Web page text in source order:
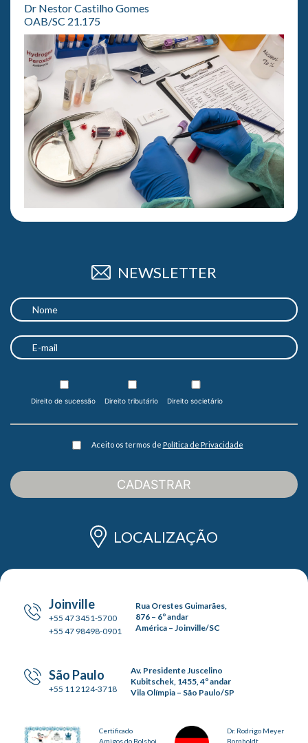
Dr Nestor Castilho Gomes
OAB/SC 21.175
NEWSLETTER
Direito de sucessão Direito tributário Direito societário
Aceito os termos de Política de Privacidade
CADASTRAR
LOCALIZAÇÃO
Joinville
+55 47 3451-5700
+55 47 98498-0901
Rua Orestes Guimarães,
876 – 6º andar
América – Joinville/SC
São Paulo
+55 11 2124-3718
Av. Presidente Juscelino
Kubitschek, 1455, 4º andar
Vila Olímpia – São Paulo/SP
Certificado
Amigos do Bolshoi
Dr. Rodrigo Meyer
Bornholdt